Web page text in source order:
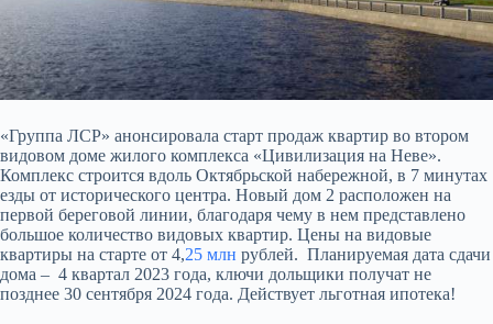
«Группа ЛСР» анонсировала старт продаж квартир во втором
видовом доме жилого комплекса «Цивилизация на Неве».
Комплекс строится вдоль Октябрьской набережной, в 7 минутах
езды от исторического центра. Новый дом 2 расположен на
первой береговой линии, благодаря чему в нем представлено
большое количество видовых квартир. Цены на видовые
квартиры на старте от 4,25 млн рублей. Планируемая дата сдачи
дома – 4 квартал 2023 года, ключи дольщики получат не
позднее 30 сентября 2024 года. Действует льготная ипотека!